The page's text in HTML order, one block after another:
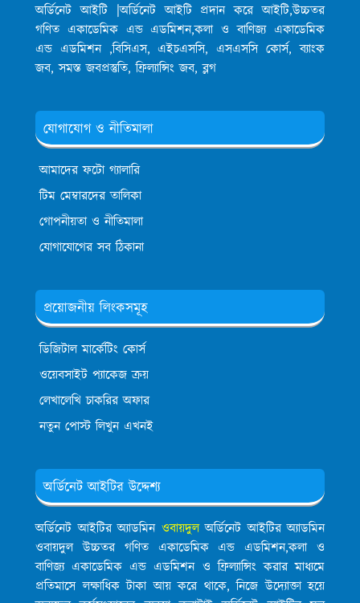
অর্ডিনেট আইটি |অর্ডিনেট আইটি প্রদান করে আইটি,উচ্চতর
গণিত একাডেমিক এন্ড এডমিশন,কলা ও বাণিজ্য একাডেমিক
এন্ড এডমিশন ,বিসিএস, এইচএসসি, এসএসসি কোর্স, ব্যাংক
জব, সমস্ত জবপ্রস্তুতি, ফ্রিল্যান্সিং জব, ব্লগ
যোগাযোগ ও নীতিমালা
আমাদের ফটো গ্যালারি
টিম মেম্বারদের তালিকা
গোপনীয়তা ও নীতিমালা
যোগাযোগের সব ঠিকানা
প্রয়োজনীয় লিংকসমূহ
ডিজিটাল মার্কেটিং কোর্স
ওয়েবসাইট প্যাকেজ ক্রয়
লেখালেখি চাকরির অফার
নতুন পোস্ট লিখুন এখনই
অর্ডিনেট আইটির উদ্দেশ্য
অর্ডিনেট আইটির অ্যাডমিন ওবায়দুলঅর্ডিনেট আইটির অ্যাডমিন
ওবায়দুল উচ্চতর গণিত একাডেমিক এন্ড এডমিশন,কলা ও
বাণিজ্য একাডেমিক এন্ড এডমিশন ও ফ্রিল্যান্সিং করার মাধ্যমে
প্রতিমাসে লক্ষাধিক টাকা আয় করে থাকে, নিজে উদ্যোক্তা হয়ে